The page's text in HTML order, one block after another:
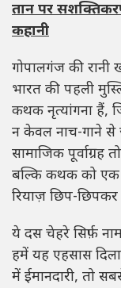
तान पर
कहानी
गोपालगंज की रानी
भारत की पहली
कथक नृत्यांगना हैं,
न केवल नाच-गाने
सामाजिक पूर्वाग्रह
बल्कि कथक को एक
रियाज़ छिप-
ये दस चेहरे सिर्फ़
हमें यह एहसास
में ईमानदारी, तो